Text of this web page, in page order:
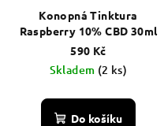
Konopná Tinktura
Raspberry 10% CBD 30ml
590 Kč
Skladem (2 ks)
Do košíku